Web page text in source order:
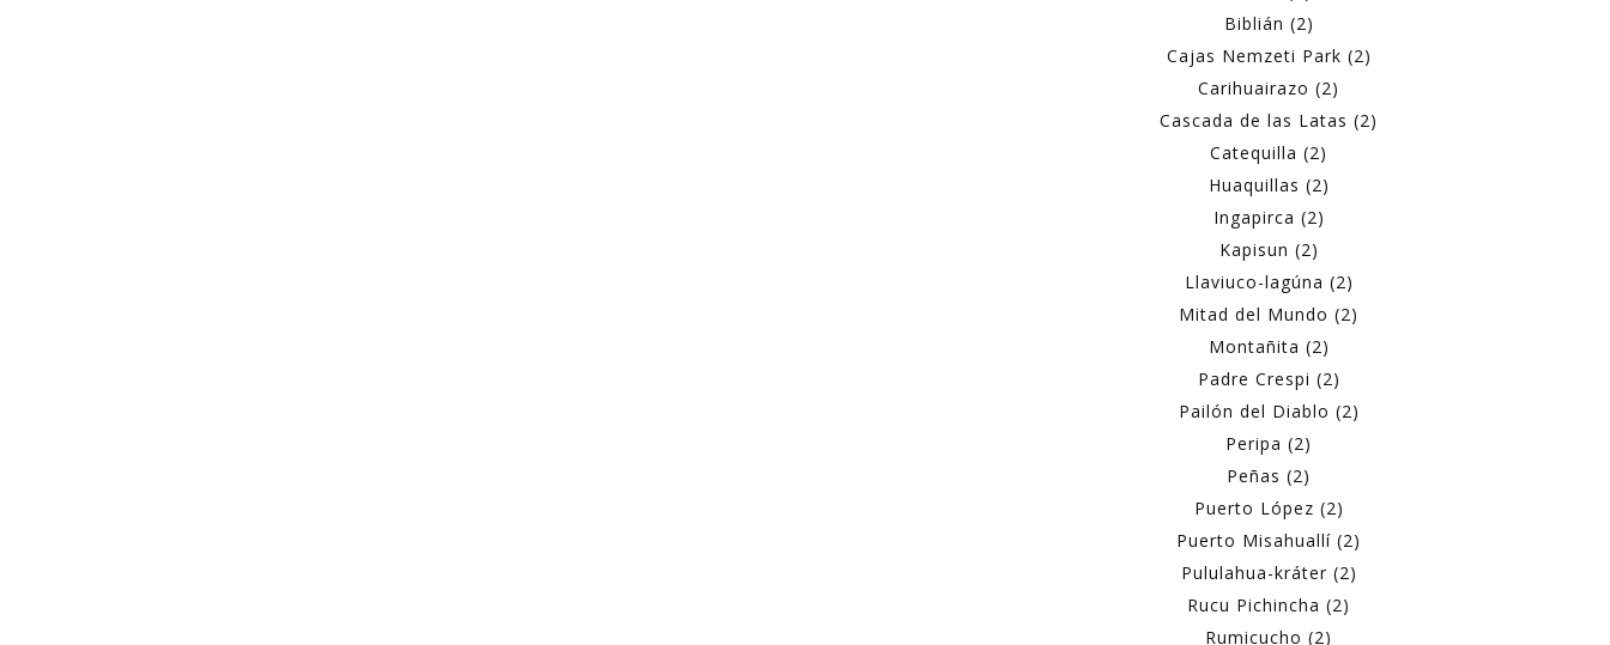
Biblián (2)
Cajas Nemzeti Park (2)
Carihuairazo (2)
Cascada de las Latas (2)
Catequilla (2)
Huaquillas (2)
Ingapirca (2)
Kapisun (2)
Llaviuco-lagúna (2)
Mitad del Mundo (2)
Montañita (2)
Padre Crespi (2)
Pailón del Diablo (2)
Peripa (2)
Peñas (2)
Puerto López (2)
Puerto Misahuallí (2)
Pululahua-kráter (2)
Rucu Pichincha (2)
Rumicucho (2)